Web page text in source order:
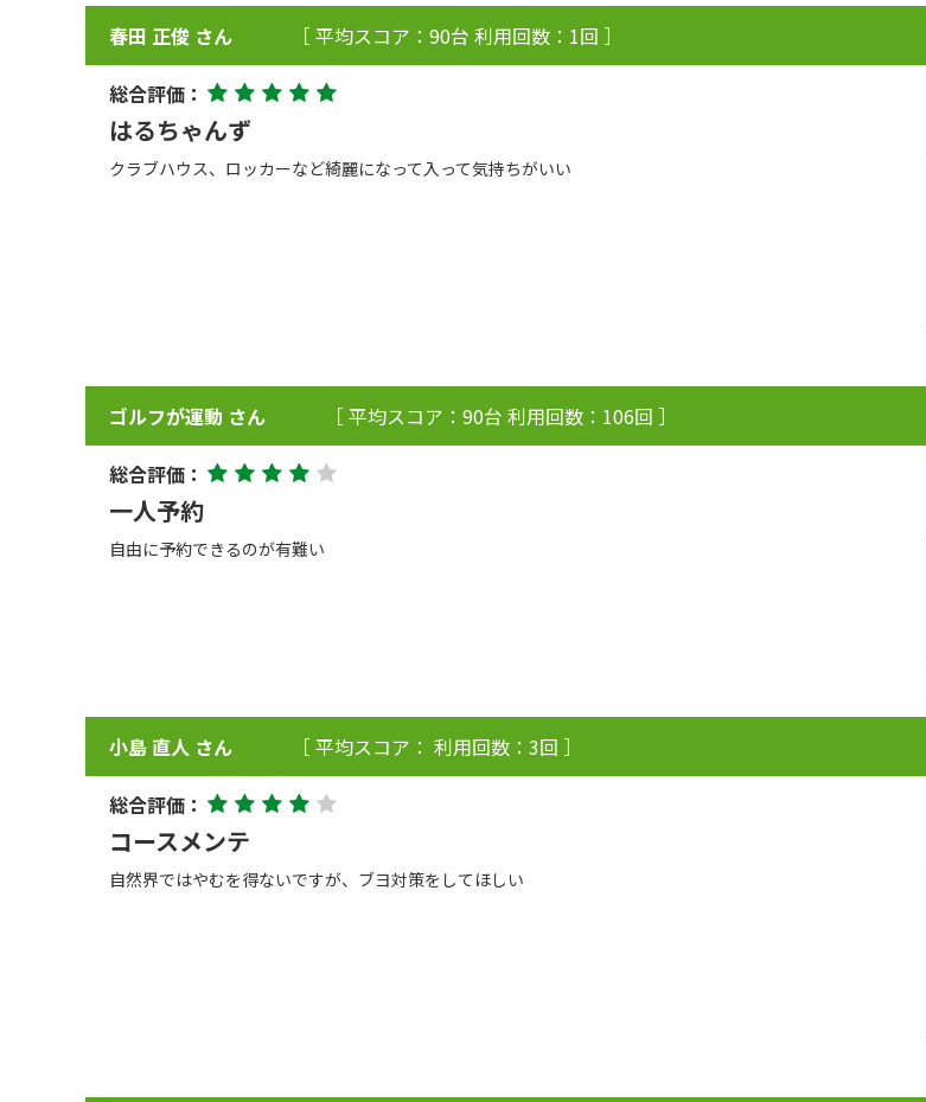
春田 正俊 さん ［ 平均スコア：90台 利用回数：1回 ］
総合評価：
はるちゃんず
クラブハウス、ロッカーなど綺麗になって入って気持ちがいい
ゴルフが運動 さん ［ 平均スコア：90台 利用回数：106回 ］
総合評価：
一人予約
自由に予約できるのが有難い
小島 直人 さん ［ 平均スコア： 利用回数：3回 ］
総合評価：
コースメンテ
自然界ではやむを得ないですが、ブヨ対策をしてほしい